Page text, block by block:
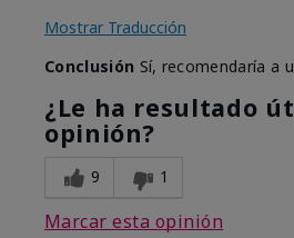
Mostrar Traducción
Conclusión Sí, recomendaría a
¿Le ha resultado
opinión?
9 1
Marcar esta opinión